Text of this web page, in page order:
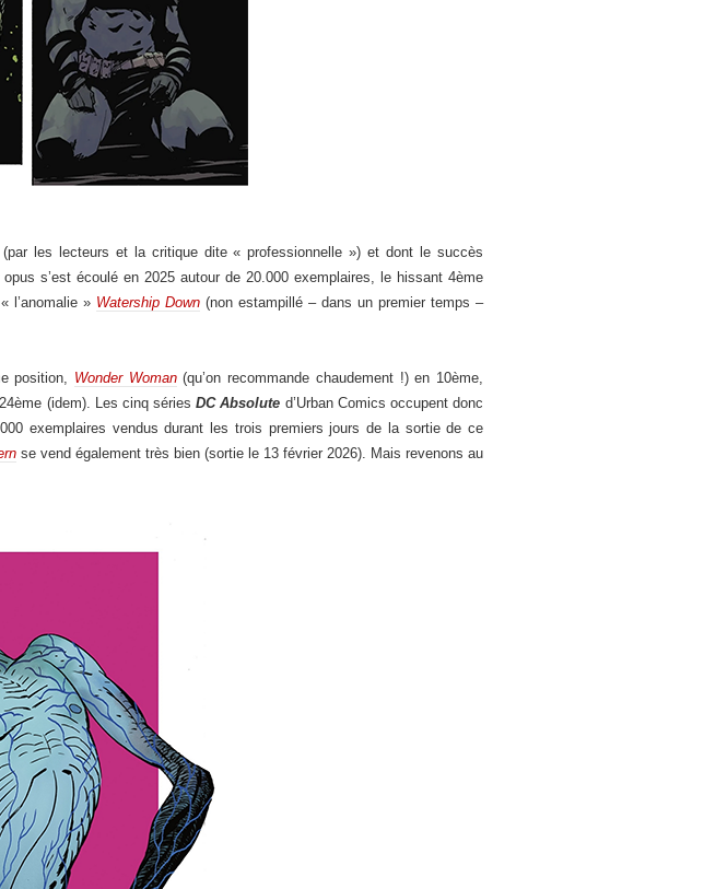
les lecteurs et la critique dite « professionnelle ») et dont le succès
s’est écoulé en 2025 autour de 20.000 exemplaires, le hissant 4ème
l’anomalie » Watership Down(non estampillé – dans un premier temps –
position, Wonder Woman(qu’on recommande chaudement !) en 10ème,
(idem). Les cinq sériesDC Absolute d’Urban Comics occupent donc
exemplaires vendus durant les trois premiers jours de la sortie de ce
se vend également très bien (sortie le 13 février 2026). Mais revenons au